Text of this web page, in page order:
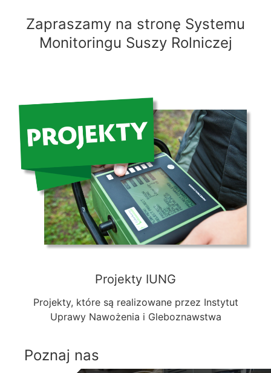
Zapraszamy na stronę Systemu
Monitoringu Suszy Rolniczej
Projekty IUNG
Projekty, które są realizowane przez Instytut
Uprawy Nawożenia i Gleboznawstwa
Poznaj nas